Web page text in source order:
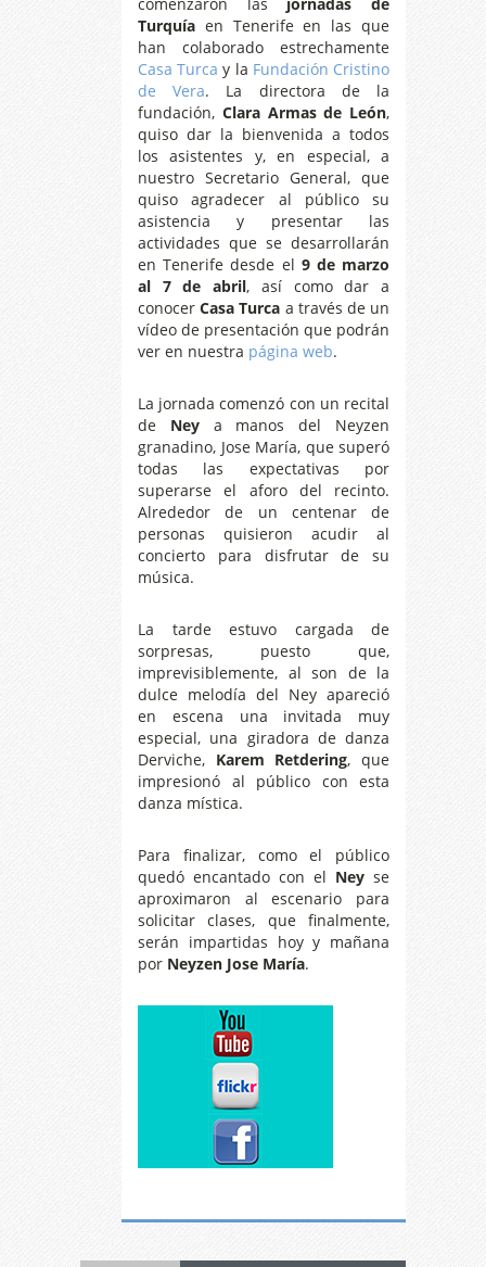
Turquía en Tenerife en las que
han colaborado estrechamente
Casa Turca y la Fundación Cristino
de Vera. La directora de la
fundación, Clara Armas de León,
quiso dar la bienvenida a todos
los asistentes y, en especial, a
nuestro Secretario General, que
quiso agradecer al público su
asistencia y presentar las
actividades que se desarrollarán
en Tenerife desde el 9 de marzo
al 7 de abril, así como dar a
conocerCasa Turca a través de un
vídeo de presentación que podrán
ver en nuestra página web.
La jornada comenzó con un recital
de Neya manos del Neyzen
granadino, Jose María, que superó
todas las expectativas por
superarse el aforo del recinto.
Alrededor de un centenar de
personas quisieron acudir al
concierto para disfrutar de su
música.
La tarde estuvo cargada de
sorpresas, puesto que,
imprevisiblemente, al son de la
dulce melodía del Ney apareció
en escena una invitada muy
especial, una giradora de danza
Derviche, Karem Retdering, que
impresionó al público con esta
danza mística.
Para finalizar, como el público
quedó encantado con el Ney se
aproximaron al escenario para
solicitar clases, que finalmente,
serán impartidas hoy y mañana
por Neyzen Jose María.